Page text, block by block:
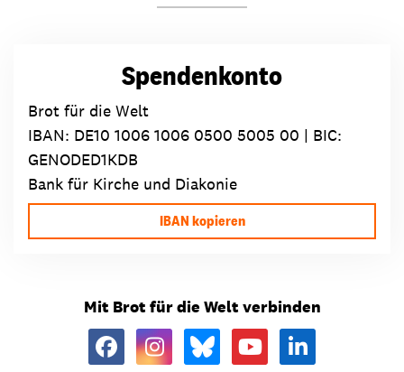
Spendenkonto
Brot für die Welt
IBAN: DE10 1006 1006 0500 5005 00 | BIC:
GENODED1KDB
Bank für Kirche und Diakonie
IBAN kopieren
Mit Brot für die Welt verbinden